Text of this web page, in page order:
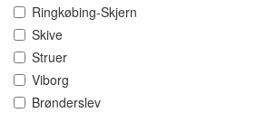
Ringkøbing-Skjern
Skive
Struer
Viborg
Brønderslev